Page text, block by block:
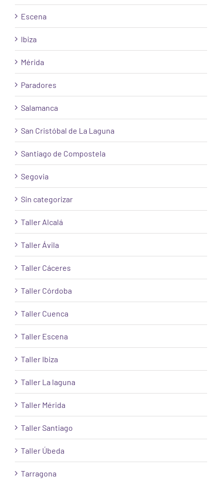
Escena
Ibiza
Mérida
Paradores
Salamanca
San Cristóbal de La Laguna
Santiago de Compostela
Segovia
Sin categorizar
Taller Alcalá
Taller Ávila
Taller Cáceres
Taller Córdoba
Taller Cuenca
Taller Escena
Taller Ibiza
Taller La laguna
Taller Mérida
Taller Santiago
Taller Úbeda
Tarragona